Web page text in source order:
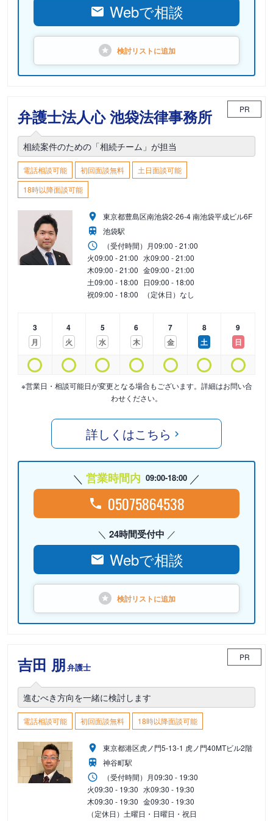
Webで相談
検討リストに追加
弁護士法人心 池袋法律事務所 PR
相続案件のための「相続チーム」が担当
電話相談可能 初回面談無料
土日面談可能
18時以降面談可能
東京都豊島区南池袋2-26-4 南池袋平成ビル6F
池袋駅
（受付時間） 月09:00 - 21:00
火09:00 - 21:00 水09:00 - 21:00
木09:00 - 21:00 金09:00 - 21:00
土09:00 - 18:00 日09:00 - 18:00
祝09:00 - 18:00 （定休日）なし
3
月
4
火
5
水
6
木
7
金
8
土
9
日
※営業日・相談可能日が変更となる場合もございます。詳細はお問い合
わせください。
詳しくはこちら
営業時間内 09:00-18:00
05075864538
24時間受付中
Webで相談
検討リストに追加
吉田 朋弁護士
PR
進むべき方向を一緒に検討します
電話相談可能 初回面談無料 18時以降面談可能
東京都港区虎ノ門5-13-1 虎ノ門40MTビル2階
神谷町駅
（受付時間） 月09:30 - 19:30
火09:30 - 19:30 水09:30 - 19:30
木09:30 - 19:30 金09:30 - 19:30
（定休日）土曜日・日曜日・祝日